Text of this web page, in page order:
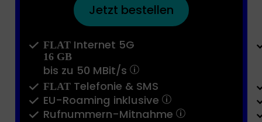
Jetzt bestellen
FLAT Internet 5G
16 GB
bis zu 50 MBit/s
FLAT Telefonie & SMS
EU-Roaming inklusive
Rufnummern-​Mitnahme